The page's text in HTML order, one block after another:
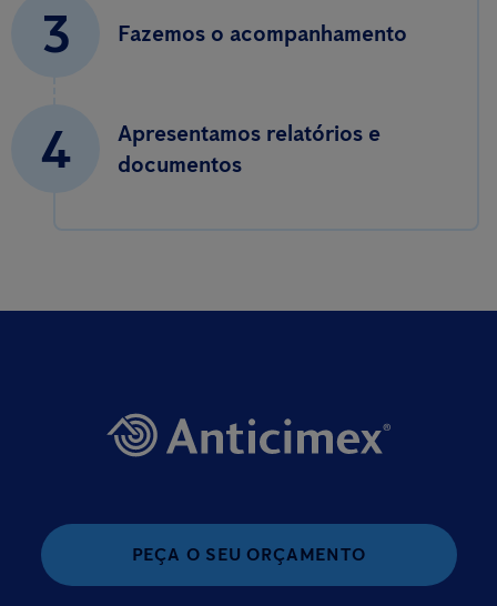
3 Fazemos o acompanhamento
4
Apresentamos relatórios e
documentos
PEÇA O SEU ORÇAMENTO